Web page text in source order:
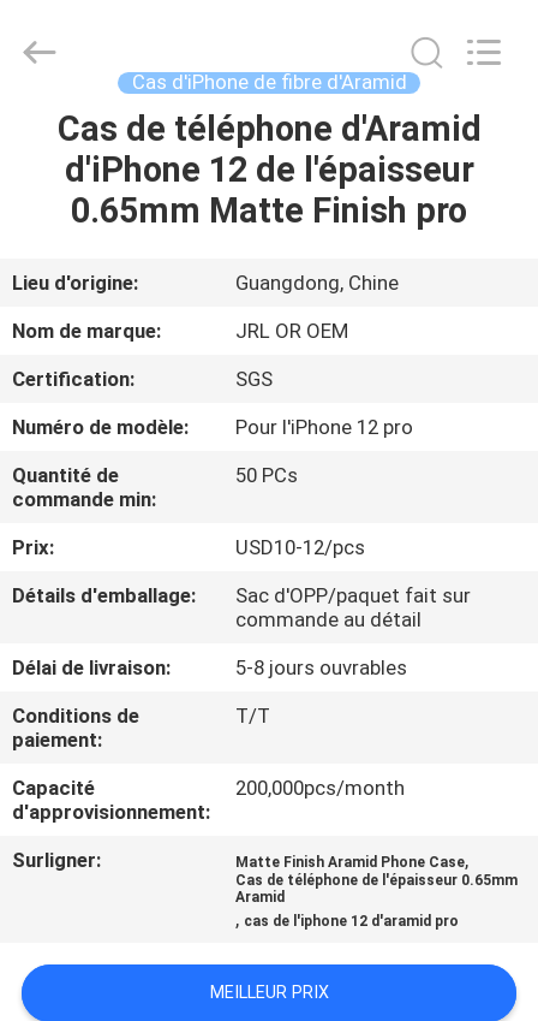
MAISON
VIDÉOS
SPECTACLE
VR
À
PROPOS
DE
CONTRÔLE
DE
QUALITÉ
NOUS
NOUVELLES
Technology
Cas d'iPhone de fibre d'Aramid
Cas de téléphone d'Aramid
d'iPhone 12 de l'épaisseur
0.65mm Matte Finish pro
Lieu d'origine:
Guangdong, Chine
Nom de marque:
JRL OR OEM
Certification:
SGS
Numéro de modèle:
Pour l'iPhone 12 pro
Quantité de
commande min:
50 PCs
Prix:
USD10-12/pcs
Détails d'emballage:
Sac d'OPP/paquet fait sur
commande au détail
Délai de livraison:
5-8 jours ouvrables
Conditions de
paiement:
T/T
Capacité
d'approvisionnement:
200,000pcs/month
Surligner: Matte Finish Aramid Phone Case,
Cas de téléphone de l'épaisseur 0.65mm
Aramid
, cas de l'iphone 12 d'aramid pro
MEILLEUR PRIX